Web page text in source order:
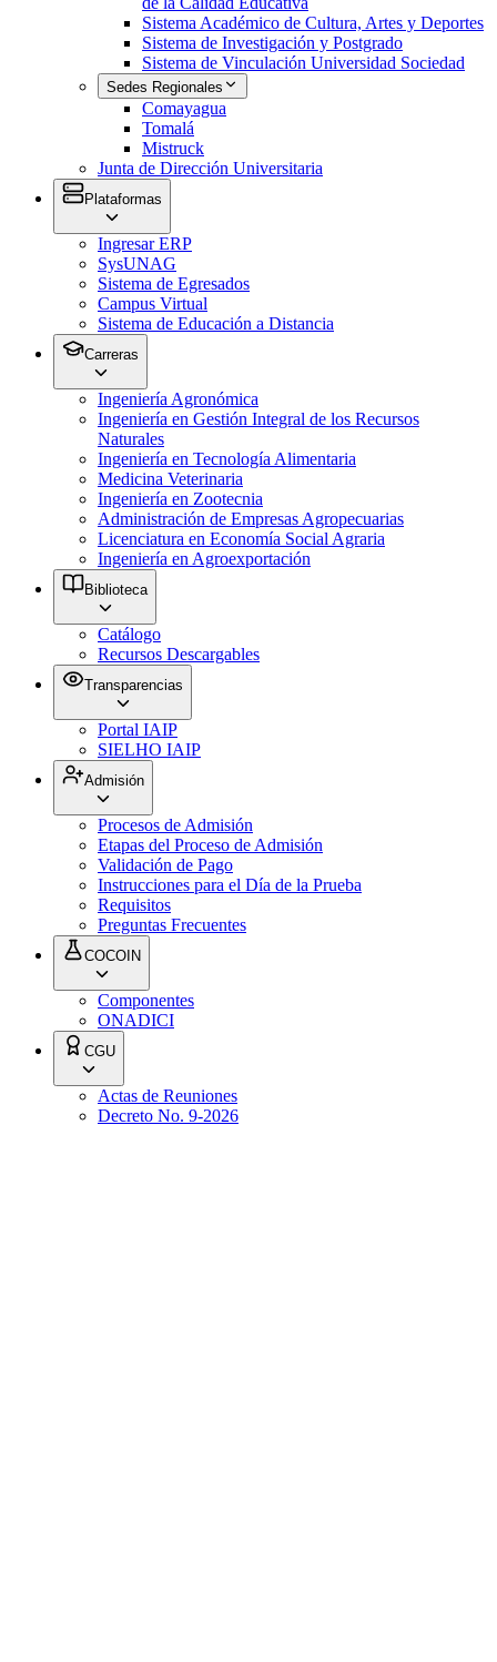
Sistema Académico de Cultura, Artes y Deportes
Sistema de Investigación y Postgrado
Sistema de Vinculación Universidad Sociedad
Sedes Regionales
Comayagua
Tomalá
Mistruck
Junta de Dirección Universitaria
Plataformas
Ingresar ERP
SysUNAG
Sistema de Egresados
Campus Virtual
Sistema de Educación a Distancia
Carreras
Ingeniería Agronómica
Ingeniería en Gestión Integral de los Recursos
Naturales
Ingeniería en Tecnología Alimentaria
Medicina Veterinaria
Ingeniería en Zootecnia
Administración de Empresas Agropecuarias
Licenciatura en Economía Social Agraria
Ingeniería en Agroexportación
Biblioteca
Catálogo
Recursos Descargables
Transparencias
Portal IAIP
SIELHO IAIP
Admisión
Procesos de Admisión
Etapas del Proceso de Admisión
Validación de Pago
Instrucciones para el Día de la Prueba
Requisitos
Preguntas Frecuentes
COCOIN
Componentes
ONADICI
CGU
Actas de Reuniones
Decreto No. 9-2026